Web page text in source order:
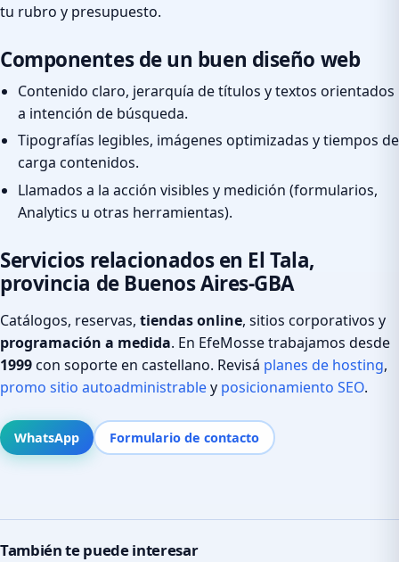
tu rubro y presupuesto.
Componentes de un buen diseño web
Contenido claro, jerarquía de títulos y textos orientados
a intención de búsqueda.
Tipografías legibles, imágenes optimizadas y tiempos de
carga contenidos.
Llamados a la acción visibles y medición (formularios,
Analytics u otras herramientas).
Servicios relacionados en El Tala,
provincia de Buenos Aires-GBA
Catálogos, reservas, tiendas online, sitios corporativos y
programación a medida. En EfeMosse trabajamos desde
1999con soporte en castellano. Revisá planes de hosting,
promo sitio autoadministrabley posicionamiento SEO.
WhatsApp Formulario de contacto
También te puede interesar